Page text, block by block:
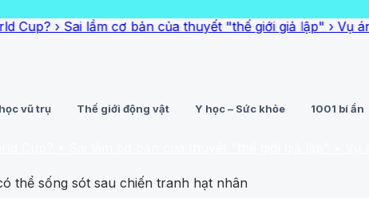
lầm cơ bản của thuyết "thế giới giả lập"›Vụ án "gia tộc
vũ trụ Thế giới động vật Y học – Sức khỏe 1001 bí ẩn
thể sống sót sau chiến tranh hạt nhân